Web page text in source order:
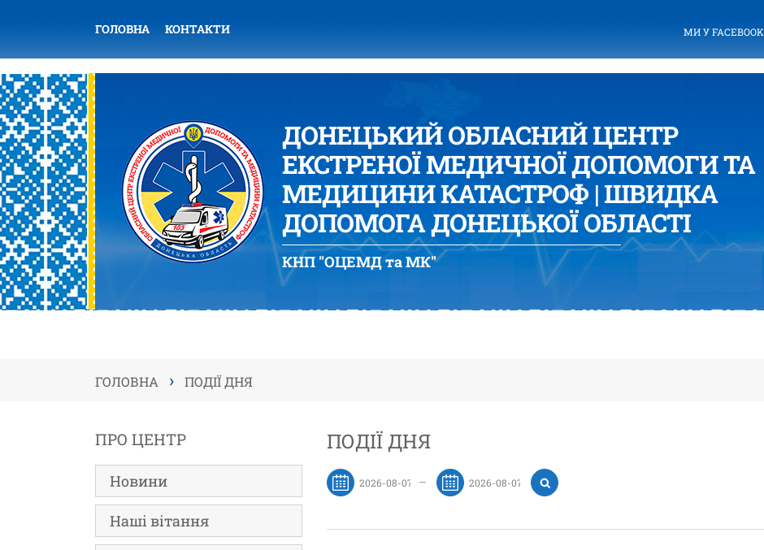
ГОЛОВНА КОНТАКТИ МИ У FACEBOOK
ДОНЕЦЬКИЙ ОБЛАСНИЙ ЦЕНТР
ЕКСТРЕНОЇ МЕДИЧНОЇ ДОПОМОГИ ТА
МЕДИЦИНИ КАТАСТРОФ | ШВИДКА
ДОПОМОГА ДОНЕЦЬКОЇ ОБЛАСТІ
КНП "ОЦЕМД та МК"
ГОЛОВНА › ПОДІЇ ДНЯ
ПРО ЦЕНТР
Новини
Наші вітання
ПОДІЇ ДНЯ
—